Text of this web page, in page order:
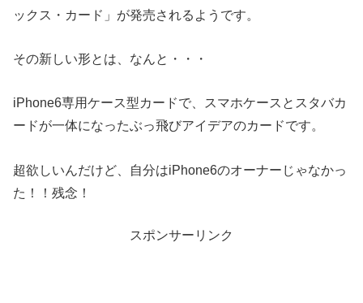
ックス・カード」が発売されるようです。
その新しい形とは、なんと・・・
iPhone6専用ケース型カードで、スマホケースとスタバカ
ードが一体になったぶっ飛びアイデアのカードです。
超欲しいんだけど、自分はiPhone6のオーナーじゃなかっ
た！！残念！
スポンサーリンク